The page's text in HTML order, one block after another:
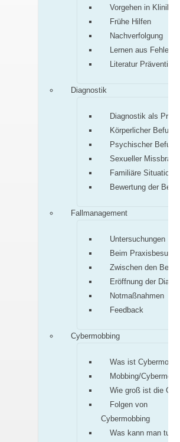
Vorgehen in Klinik/
Frühe Hilfen
Nachverfolgung
Lernen aus Fehlern
Literatur Prävention
Diagnostik
Diagnostik als
Körperlicher Befund
Psychischer Befund
Sexueller
Familiäre Situation
Bewertung der
Fallmanagement
Untersuchungen
Beim Praxisbesuch
Zwischen den
Eröffnung der
Notmaßnahmen
Feedback
Cybermobbing
Was ist
Mobbing/
Wie groß ist die
Folgen von
Cybermobbing
Was kann man tun?